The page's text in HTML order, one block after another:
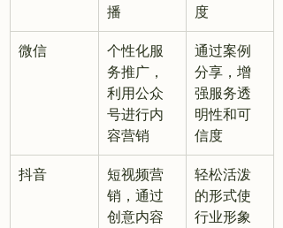
播
度
微信
个性化服
务推广，
利用公众
号进行内
容营销
通过案例
分享，增
强服务透
明性和可
信度
抖音
短视频营
销，通过
创意内容
轻松活泼
的形式使
行业形象